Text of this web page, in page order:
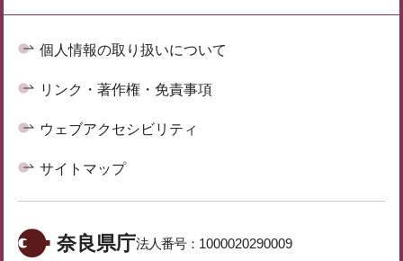
個人情報の取り扱いについて
リンク・著作権・免責事項
ウェブアクセシビリティ
サイトマップ
奈良県庁法人番号： 1000020290009